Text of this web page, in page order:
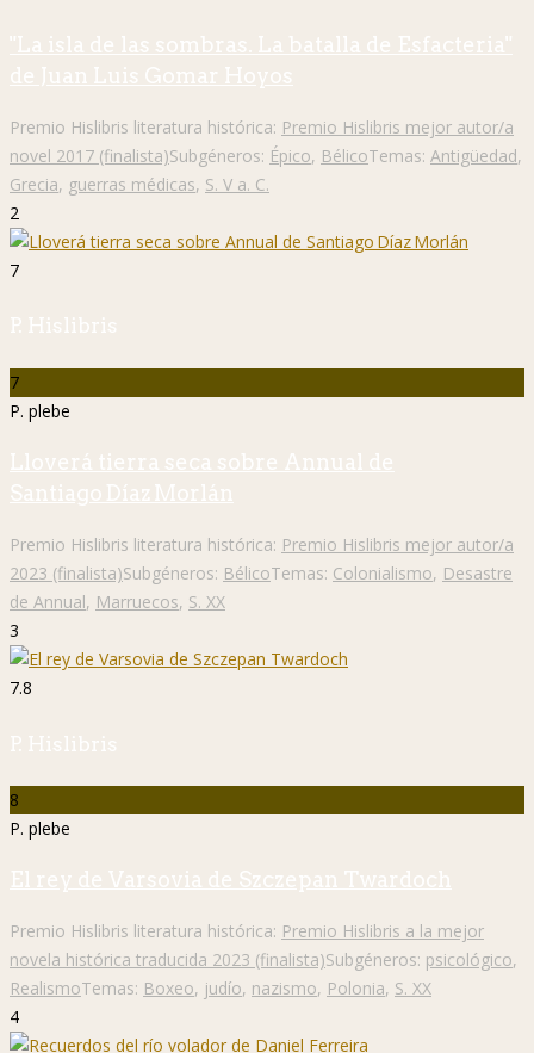
"La isla de las sombras. La batalla de Esfacteria"
de Juan Luis Gomar Hoyos
Premio Hislibris literatura histórica: Premio Hislibris mejor autor/a
novel 2017 (finalista)Subgéneros: Épico, BélicoTemas: Antigüedad,
Grecia, guerras médicas, S. V a. C.
2
7
P. Hislibris
7
P. plebe
Lloverá tierra seca sobre Annual de
Santiago Díaz Morlán
Premio Hislibris literatura histórica: Premio Hislibris mejor autor/a
2023 (finalista)Subgéneros: BélicoTemas: Colonialismo, Desastre
de Annual, Marruecos, S. XX
3
7.8
P. Hislibris
8
P. plebe
El rey de Varsovia de Szczepan Twardoch
Premio Hislibris literatura histórica: Premio Hislibris a la mejor
novela histórica traducida 2023 (finalista)Subgéneros: psicológico,
RealismoTemas: Boxeo, judío, nazismo, Polonia, S. XX
4